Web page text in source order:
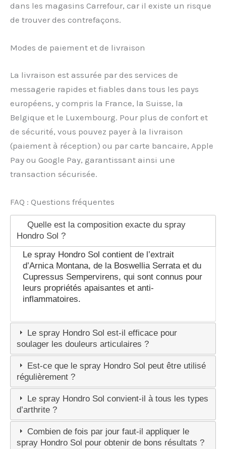
dans les magasins Carrefour, car il existe un risque
de trouver des contrefaçons.
Modes de paiement et de livraison
La livraison est assurée par des services de
messagerie rapides et fiables dans tous les pays
européens, y compris la France, la Suisse, la
Belgique et le Luxembourg. Pour plus de confort et
de sécurité, vous pouvez payer à la livraison
(paiement à réception) ou par carte bancaire, Apple
Pay ou Google Pay, garantissant ainsi une
transaction sécurisée.
FAQ : Questions fréquentes
Quelle est la composition exacte du spray
Hondro Sol ?
Le spray Hondro Sol contient de l’extrait
d’Arnica Montana, de la Boswellia Serrata et du
Cupressus Sempervirens, qui sont connus pour
leurs propriétés apaisantes et anti-
inflammatoires.
Le spray Hondro Sol est-il efficace pour
soulager les douleurs articulaires ?
Est-ce que le spray Hondro Sol peut être utilisé
régulièrement ?
Le spray Hondro Sol convient-il à tous les types
d’arthrite ?
Combien de fois par jour faut-il appliquer le
spray Hondro Sol pour obtenir de bons résultats ?